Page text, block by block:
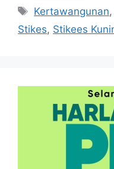
Tag
Kertawangunan,
Stikes, Stikees